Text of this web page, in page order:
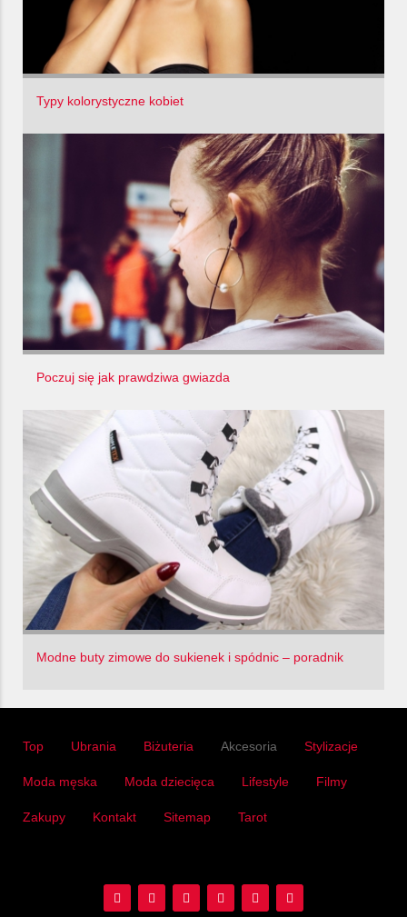
Typy kolorystyczne kobiet
Poczuj się jak prawdziwa gwiazda
Modne buty zimowe do sukienek i spódnic – poradnik
Top Ubrania Biżuteria Akcesoria Stylizacje
Moda męska Moda dziecięca Lifestyle Filmy
Zakupy Kontakt Sitemap Tarot